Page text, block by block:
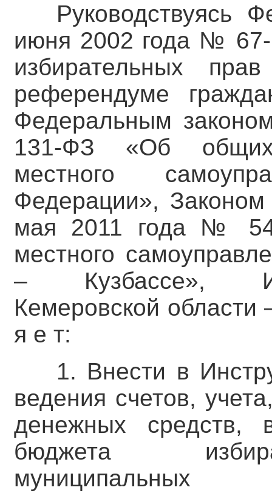
Руководствуясь
июня 2002 года №
избирательных
референдуме
Федеральным
131-ФЗ «Об общих
местного
Федерации»,
мая 2011 года №
местного
– Кузбассе»,
Кемеровской
я е т:
1. Внести в
ведения счетов,
денежных средств,
бюджета
муниципальных